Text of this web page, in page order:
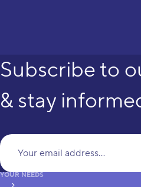
Subscribe to
& stay
YOUR NEEDS